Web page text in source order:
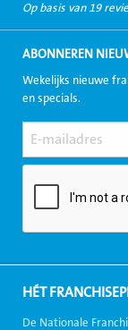
Op basis van 19
ABONNEREN
Wekelijks nieuwe
en specials.
HÉT
De Nationale